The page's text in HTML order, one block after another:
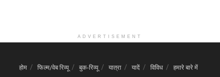
ADVERTISEMENT
होम फिल्म/वेब रिव्यू बुक-रिव्यू यात्रा यादें विविध हमारे बारे में